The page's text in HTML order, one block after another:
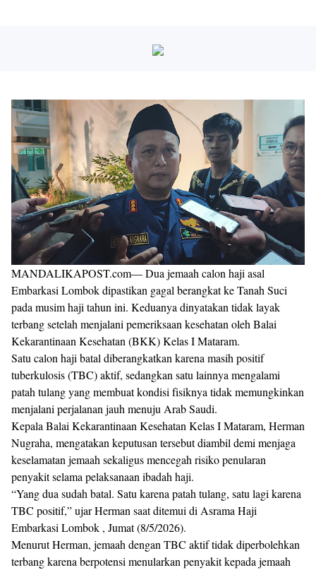
MANDALIKAPOST.com— Dua jemaah calon haji asal
Embarkasi Lombok dipastikan gagal berangkat ke Tanah Suci
pada musim haji tahun ini. Keduanya dinyatakan tidak layak
terbang setelah menjalani pemeriksaan kesehatan oleh Balai
Kekarantinaan Kesehatan (BKK) Kelas I Mataram.
Satu calon haji batal diberangkatkan karena masih positif
tuberkulosis (TBC) aktif, sedangkan satu lainnya mengalami
patah tulang yang membuat kondisi fisiknya tidak memungkinkan
menjalani perjalanan jauh menuju Arab Saudi.
Kepala Balai Kekarantinaan Kesehatan Kelas I Mataram, Herman
Nugraha, mengatakan keputusan tersebut diambil demi menjaga
keselamatan jemaah sekaligus mencegah risiko penularan
penyakit selama pelaksanaan ibadah haji.
“Yang dua sudah batal. Satu karena patah tulang, satu lagi karena
TBC positif,” ujar Herman saat ditemui di Asrama Haji
Embarkasi Lombok , Jumat (8/5/2026).
Menurut Herman, jemaah dengan TBC aktif tidak diperbolehkan
terbang karena berpotensi menularkan penyakit kepada jemaah